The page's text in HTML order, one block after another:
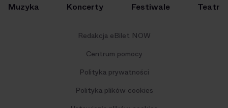
Muzyka Koncerty Festiwale Teatr
Redakcja eBilet NOW
Centrum pomocy
Polityka prywatności
Polityka plików cookies